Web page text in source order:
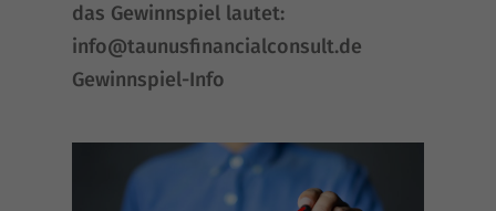
das Gewinn­spiel lau­tet:
info@taunusfinancialconsult.de
Gewinn­spiel-Info